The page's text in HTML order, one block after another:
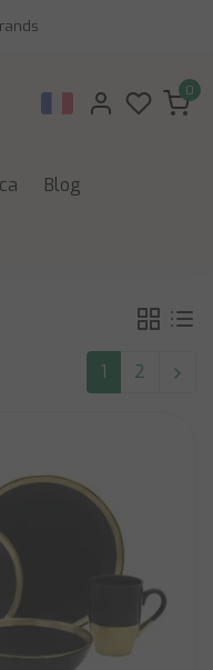
0
Blog
1 2